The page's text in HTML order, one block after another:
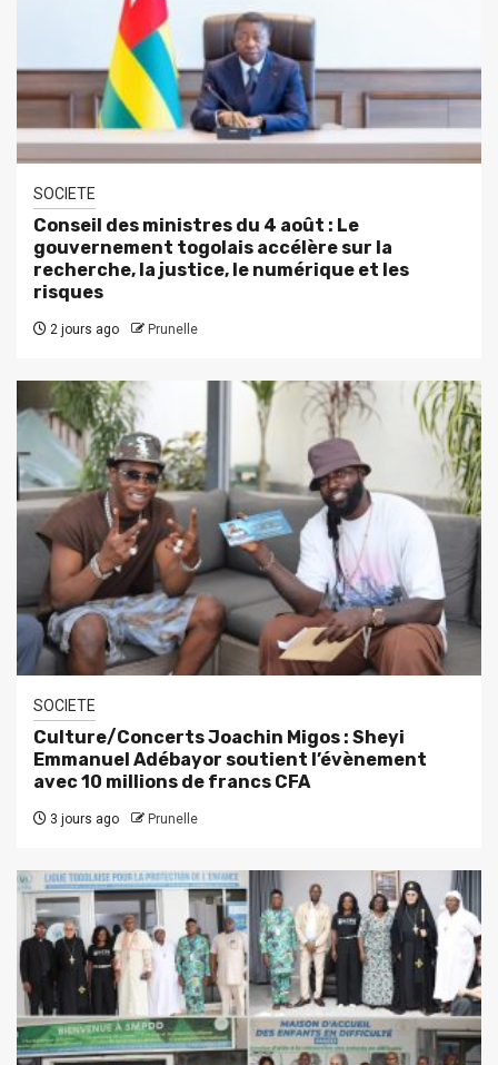
SOCIETE
Conseil des ministres du 4 août : Le
gouvernement togolais accélère sur la
recherche, la justice, le numérique et les
risques
2 jours ago Prunelle
SOCIETE
Culture/Concerts Joachin Migos : Sheyi
Emmanuel Adébayor soutient l’évènement
avec 10 millions de francs CFA
3 jours ago Prunelle